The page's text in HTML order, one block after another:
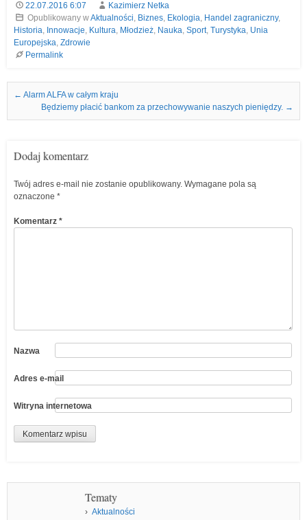
22.07.2016 6:07
Kazimierz Netka
Opublikowany wAktualności, Biznes, Ekologia, Handel zagraniczny,
Historia, Innowacje, Kultura, Młodzież, Nauka, Sport, Turystyka, Unia
Europejska, Zdrowie
Permalink
Nawigacja we wpisach
← Alarm ALFA w całym kraju
Będziemy płacić bankom za przechowywanie naszych pieniędzy. →
Dodaj komentarz
Twój adres e-mail nie zostanie opublikowany. Wymagane pola są
oznaczone *
Komentarz *
Nazwa
Adres e-mail
Witryna internetowa
Tematy
Aktualności